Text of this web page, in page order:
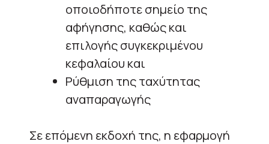
οποιοδήποτε σημείο της
αφήγησης, καθώς και
επιλογής συγκεκριμένου
κεφαλαίου και
Ρύθμιση της ταχύτητας
αναπαραγωγής
Σε επόμενη εκδοχή της, η εφαρμογή